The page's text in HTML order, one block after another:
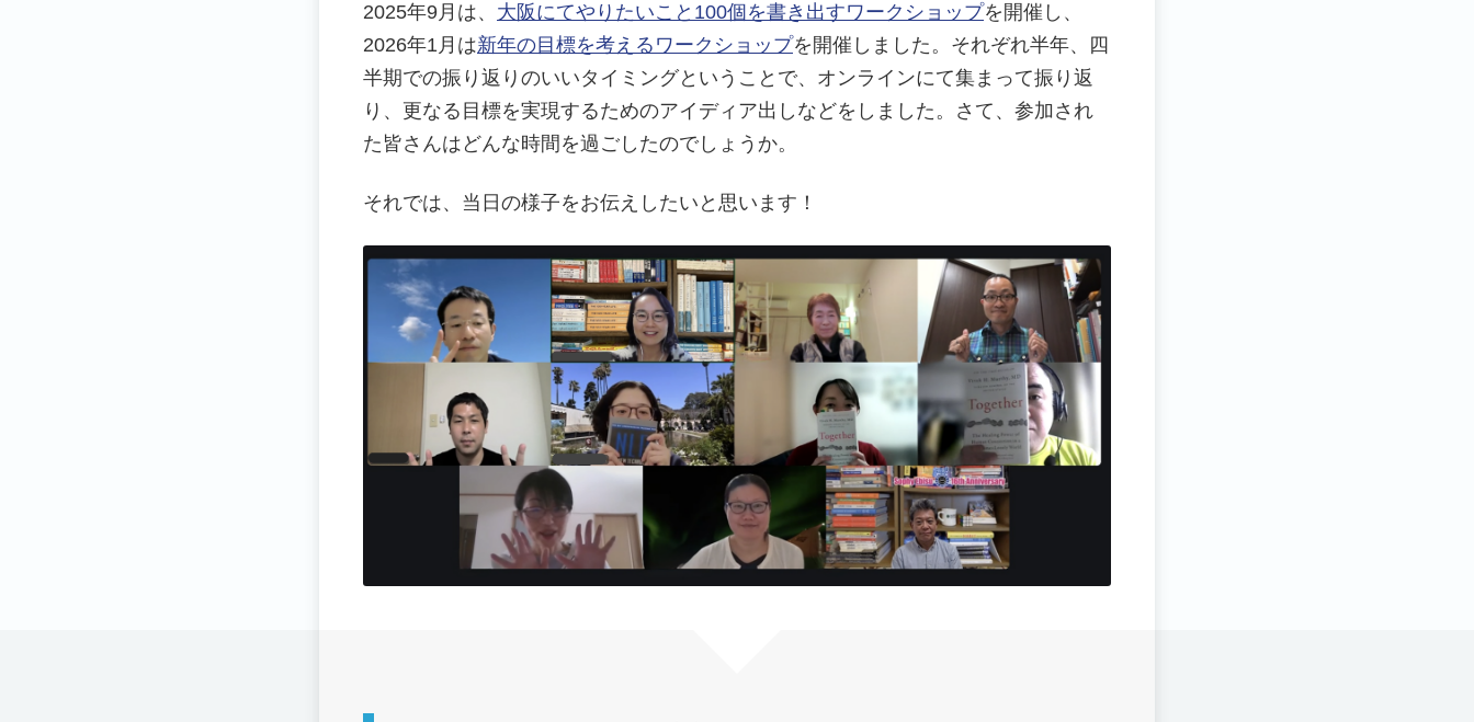
2025年9月は、 大阪にてやりたいこと100個を書き出すワークショップを開催し、
2026年1月は新年の目標を考えるワークショップを開催しました。それぞれ半年、四
半期での振り返りのいいタイミングということで、オンラインにて集まって振り返
り、更なる目標を実現するためのアイディア出しなどをしました。さて、参加され
た皆さんはどんな時間を過ごしたのでしょうか。
それでは、当日の様子をお伝えしたいと思います！